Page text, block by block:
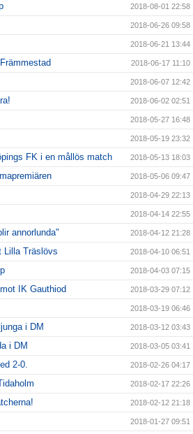
2018-08-01 22:58
2018-06-26 09:58
2018-06-21 13:44
2018-06-17 11:10
2018-06-07 12:42
2018-06-02 02:51
2018-05-27 16:48
2018-05-19 23:32
FK i en mållös match 2018-05-13 18:03
2018-05-06 09:47
2018-04-29 22:13
2018-04-14 22:55
annorlunda" 2018-04-12 21:28
Lilla Träslövs 2018-04-10 06:51
2018-04-03 07:15
IK Gauthiod 2018-03-29 07:12
2018-03-19 06:46
i DM 2018-03-12 03:43
i DM 2018-03-05 03:41
2-0. 2018-02-26 04:17
2018-02-17 22:26
2018-02-12 21:18
2018-01-27 09:51